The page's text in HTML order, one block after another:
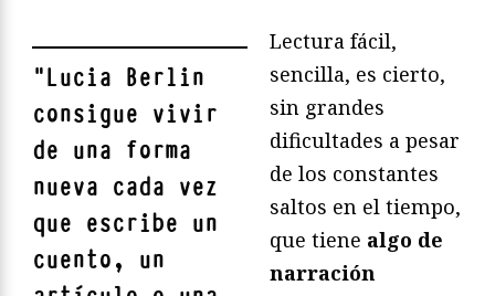
"Lucia Berlin
consigue vivir
de una forma
nueva cada vez
que escribe un
cuento, un
Lectura fácil,
sencilla, es cierto,
sin grandes
dificultades a pesar
de los constantes
saltos en el tiempo,
que tiene algo de
narración